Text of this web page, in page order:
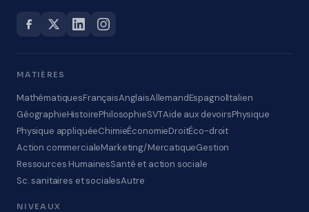
MATIÈRES
MathématiquesFrançaisAnglaisAllemandEspagnolItalien
GéographieHistoirePhilosophieSVTAide aux devoirsPhysique
Physique appliquéeChimieÉconomieDroitÉco-droit
Action commercialeMarketing/MercatiqueGestion
Ressources HumainesSanté et action sociale
Sc. sanitaires et socialesAutre
NIVEAUX